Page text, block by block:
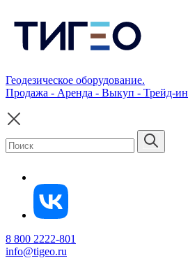
Геодезическое оборудование.
Продажа - Аренда - Выкуп - Трейд-ин
8 800 2222-801
info@tigeo.ru